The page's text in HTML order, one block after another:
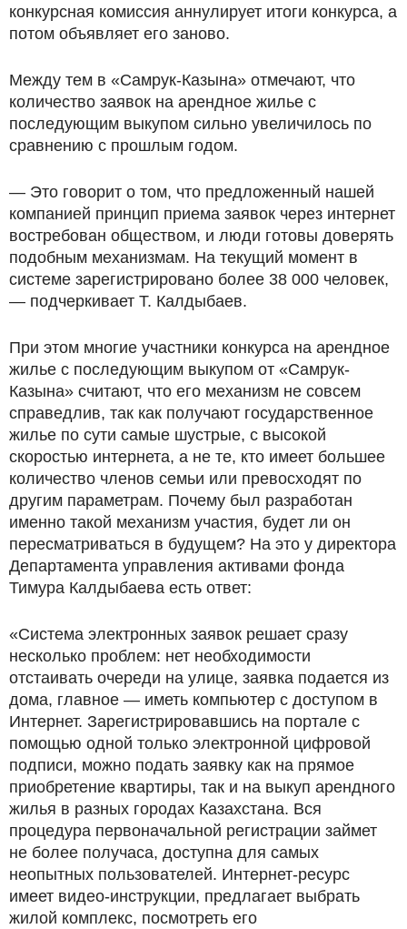
конкурсная комиссия аннулирует итоги конкурса, а
потом объявляет его заново.
Между тем в «Самрук-Казына» отмечают, что
количество заявок на арендное жилье с
последующим выкупом сильно увеличилось по
сравнению с прошлым годом.
— Это говорит о том, что предложенный нашей
компанией принцип приема заявок через интернет
востребован обществом, и люди готовы доверять
подобным механизмам. На текущий момент в
системе зарегистрировано более 38 000 человек,
— подчеркивает Т. Калдыбаев.
При этом многие участники конкурса на арендное
жилье с последующим выкупом от «Самрук-
Казына» считают, что его механизм не совсем
справедлив, так как получают государственное
жилье по сути самые шустрые, с высокой
скоростью интернета, а не те, кто имеет большее
количество членов семьи или превосходят по
другим параметрам. Почему был разработан
именно такой механизм участия, будет ли он
пересматриваться в будущем? На это у директора
Департамента управления активами фонда
Тимура Калдыбаева есть ответ:
«Система электронных заявок решает сразу
несколько проблем: нет необходимости
отстаивать очереди на улице, заявка подается из
дома, главное — иметь компьютер с доступом в
Интернет. Зарегистрировавшись на портале с
помощью одной только электронной цифровой
подписи, можно подать заявку как на прямое
приобретение квартиры, так и на выкуп арендного
жилья в разных городах Казахстана. Вся
процедура первоначальной регистрации займет
не более получаса, доступна для самых
неопытных пользователей. Интернет-ресурс
имеет видео-инструкции, предлагает выбрать
жилой комплекс, посмотреть его